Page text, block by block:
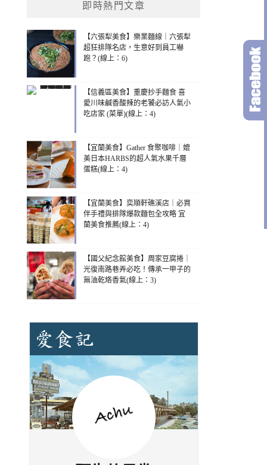
即時熱門文章
【六張犁美食】樂業麵線｜六張犁
超狂排隊名店，生意好到員工嚇
跑？(線上：6)
【信義區美食】重慶抄手麵食 喜
愛川味鹹香酸辣的老饕必訪人氣小
吃店家 (菜單)(線上：4)
【宜蘭美食】Gather 食聚咖啡｜媲
美日本HARBS的超人氣水果千層
蛋糕(線上：4)
【宜蘭美食】奕順軒礁溪店｜必買
伴手禮與排隊爆款麵包全攻略 宜
蘭美食推薦(線上：4)
【國父紀念館美食】周家豆腐捲｜
光復南路巷弄必吃！傳承一甲子的
無油乾烙香氣(線上：3)